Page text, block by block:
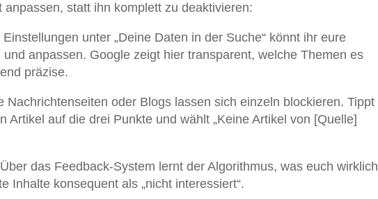
anpassen, statt ihn komplett zu deaktivieren:
Einstellungen unter „Deine Daten in der Suche“ könnt ihr eure
anpassen. Google zeigt hier transparent, welche Themen es
präzise.
Nachrichtenseiten oder Blogs lassen sich einzeln blockieren. Tippt
Artikel auf die drei Punkte und wählt „Keine Artikel von [Quelle]
Über das Feedback-System lernt der Algorithmus, was euch wirklich
Inhalte konsequent als „nicht interessiert“.